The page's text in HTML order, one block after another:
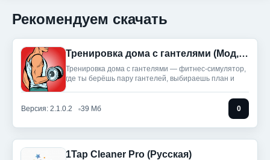
Рекомендуем скачать
Тренировка дома с гантелями (Мод, Unlocked)
Тренировка дома с гантелями — фитнес‑симулятор,
где ты берёшь пару гантелей, выбираешь план и
Версия: 2.1.0.2 39 Мб 0
1Tap Cleaner Pro (Русская)